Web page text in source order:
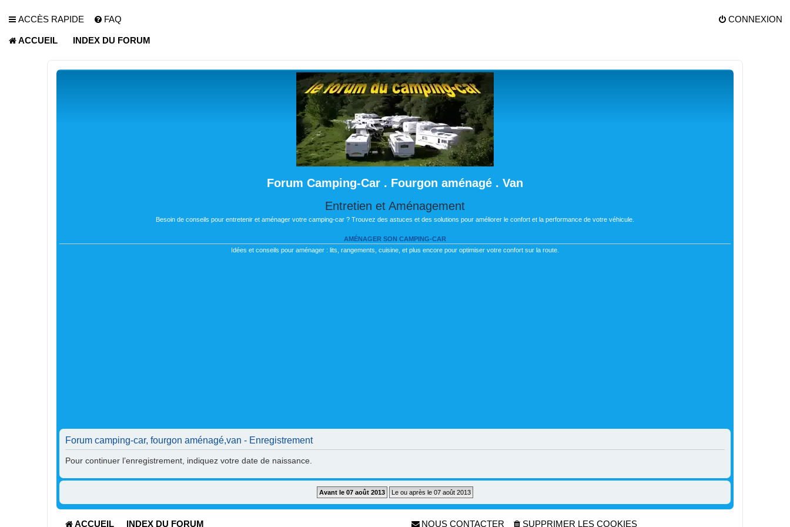
ACCÈS RAPIDE FAQ CONNEXION
ACCUEIL INDEX DU FORUM
Forum Camping-Car . Fourgon aménagé . Van
Entretien et Aménagement
Besoin de conseils pour entretenir et aménager votre camping-car ? Trouvez des astuces et des solutions pour améliorer le confort et la performance de votre véhicule.
AMÉNAGER SON CAMPING-CAR
Idées et conseils pour aménager : lits, rangements, cuisine, et plus encore pour optimiser votre confort sur la route.
Forum camping-car, fourgon aménagé,van - Enregistrement
Pour continuer l’enregistrement, indiquez votre date de naissance.
ACCUEIL INDEX DU FORUM SUPPRIMER LES COOKIES
NOUS CONTACTER